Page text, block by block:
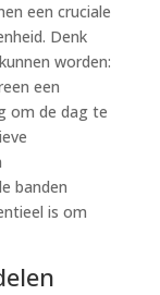
een cruciale
Denk
worden:
een
om de dag te
banden
is om